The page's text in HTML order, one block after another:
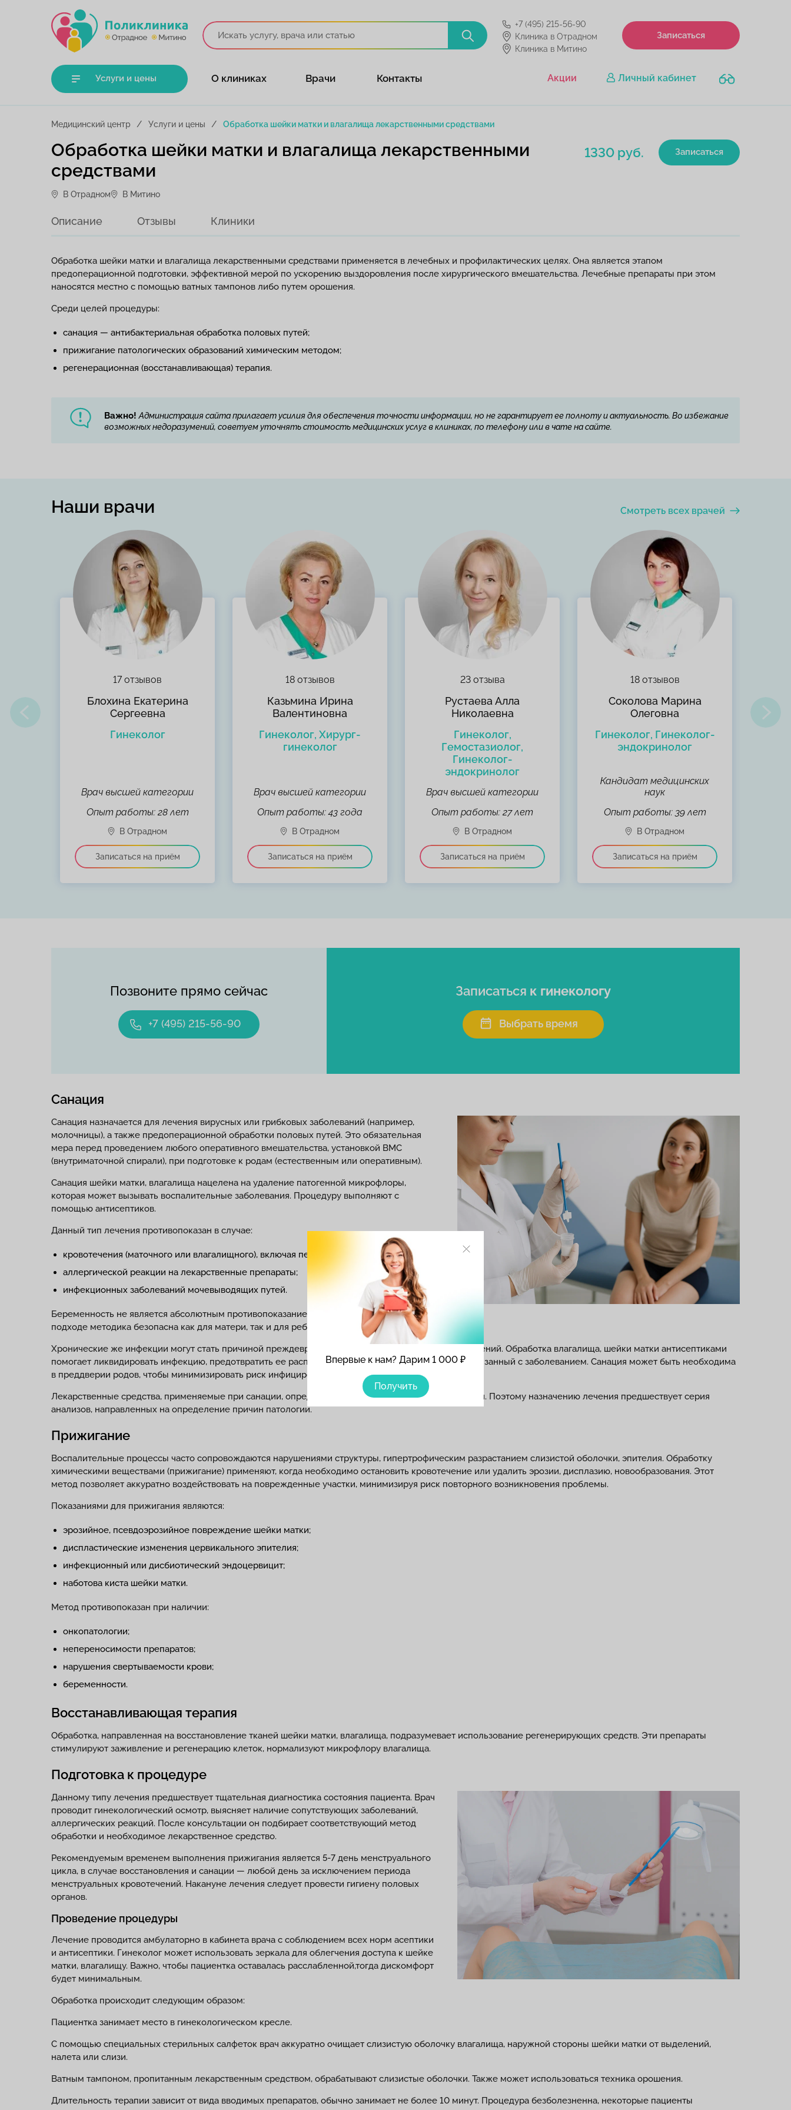
Впервые к нам? Дарим 1 000 ₽
Получить
+7 (495) 215-56-90
Клиника в Отрадном
Клиника в Митино
Записаться
Услуги и цены О клиниках Врачи Контакты Акции Личный кабинет
Медицинский центр Услуги и цены Обработка шейки матки и влагалища лекарственными средствами
1330 руб. Записаться
Обработка шейки матки и влагалища лекарственными
средствами
В Отрадном В Митино
Описание Отзывы Клиники
Обработка шейки матки и влагалища лекарственными средствами применяется в лечебных и профилактических целях. Она является этапом
предоперационной подготовки, эффективной мерой по ускорению выздоровления после хирургического вмешательства. Лечебные препараты при этом
наносятся местно с помощью ватных тампонов либо путем орошения.
Среди целей процедуры:
санация — антибактериальная обработка половых путей;
прижигание патологических образований химическим методом;
регенерационная (восстанавливающая) терапия.
Важно! Администрация сайта прилагает усилия для обеспечения точности информации, но не гарантирует ее полноту и актуальность. Во избежание
возможных недоразумений, советуем уточнять стоимость медицинских услуг в клиниках, по телефону или в чате на сайте.
Смотреть всех врачей
Наши врачи
17 отзывов
Блохина Екатерина
Сергеевна
Гинеколог
Врач высшей категории
Опыт работы: 28 лет
18 отзывов
Казьмина Ирина
Валентиновна
Гинеколог, Хирург-
гинеколог
Врач высшей категории
Опыт работы: 43 года
23 отзыва
Рустаева Алла
Николаевна
Гинеколог,
Гемостазиолог,
Гинеколог-
эндокринолог
Врач высшей категории
Опыт работы: 27 лет
18 отзывов
Соколова Марина
Олеговна
Гинеколог, Гинеколог-
эндокринолог
Кандидат медицинских
наук
Опыт работы: 39 лет
Позвоните прямо сейчас
+7 (495) 215-56-90
Записаться к гинекологу
Выбрать время
Санация
Санация назначается для лечения вирусных или грибковых заболеваний (например,
молочницы), а также предоперационной обработки половых путей. Это обязательная
мера перед проведением любого оперативного вмешательства, установкой ВМС
(внутриматочной спирали), при подготовке к родам (естественным или оперативным).
Санация шейки матки, влагалища нацелена на удаление патогенной микрофлоры,
которая может вызывать воспалительные заболевания. Процедуру выполняют с
помощью антисептиков.
Данный тип лечения противопоказан в случае:
кровотечения (маточного или влагалищного), включая период менструации;
аллергической реакции на лекарственные препараты;
инфекционных заболеваний мочевыводящих путей.
Беременность не является абсолютным противопоказанием к санации. При правильном
подходе методика безопасна как для матери, так и для ребенка.
Хронические же инфекции могут стать причиной преждевременных родов, а также других осложнений. Обработка влагалища, шейки матки антисептиками
помогает ликвидировать инфекцию, предотвратить ее распространение, устранить дискомфорт, связанный с заболеванием. Санация может быть необходима
в преддверии родов, чтобы минимизировать риск инфицирования во время родового процесса.
Лекарственные средства, применяемые при санации, определяются видом возбудителей инфекции. Поэтому назначению лечения предшествует серия
анализов, направленных на определение причин патологии.
Прижигание
Воспалительные процессы часто сопровождаются нарушениями структуры, гипертрофическим разрастанием слизистой оболочки, эпителия. Обработку
химическими веществами (прижигание) применяют, когда необходимо остановить кровотечение или удалить эрозии, дисплазию, новообразования. Этот
метод позволяет аккуратно воздействовать на поврежденные участки, минимизируя риск повторного возникновения проблемы.
Показаниями для прижигания являются:
эрозийное, псевдоэрозийное повреждение шейки матки;
диспластические изменения цервикального эпителия;
инфекционный или дисбиотический эндоцервицит;
наботова киста шейки матки.
Метод противопоказан при наличии:
онкопатологии;
непереносимости препаратов;
нарушения свертываемости крови;
беременности.
Восстанавливающая терапия
Обработка, направленная на восстановление тканей шейки матки, влагалища, подразумевает использование регенерирующих средств. Эти препараты
стимулируют заживление и регенерацию клеток, нормализуют микрофлору влагалища.
Подготовка к процедуре
Данному типу лечения предшествует тщательная диагностика состояния пациента. Врач
проводит гинекологический осмотр, выясняет наличие сопутствующих заболеваний,
аллергических реакций. После консультации он подбирает соответствующий метод
обработки и необходимое лекарственное средство.
Рекомендуемым временем выполнения прижигания является 5-7 день менструального
цикла, в случае восстановления и санации — любой день за исключением периода
менструальных кровотечений. Накануне лечения следует провести гигиену половых
органов.
Проведение процедуры
Лечение проводится амбулаторно в кабинета врача с соблюдением всех норм асептики
и антисептики. Гинеколог может использовать зеркала для облегчения доступа к шейке
матки, влагалищу. Важно, чтобы пациентка оставалась расслабленной,тогда дискомфорт
будет минимальным.
Обработка происходит следующим образом:
Пациентка занимает место в гинекологическом кресле.
С помощью специальных стерильных салфеток врач аккуратно очищает слизистую оболочку влагалища, наружной стороны шейки матки от выделений,
налета или слизи.
Ватным тампоном, пропитанным лекарственным средством, обрабатывают слизистые оболочки. Также может использоваться техника орошения.
Длительность терапии зависит от вида вводимых препаратов, обычно занимает не более 10 минут. Процедура безболезненна, некоторые пациенты